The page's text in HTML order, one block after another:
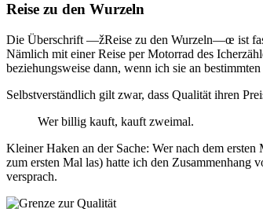
Reise zu den Wurzeln
Die Überschrift —žReise zu den Wurzeln—œ ist
Nämlich mit einer Reise per Motorrad des
beziehungsweise dann, wenn ich sie an
Selbstverständlich gilt zwar, dass Qualität ihren
Wer billig kauft, kauft zweimal.
Kleiner Haken an der Sache: Wer nach dem
zum ersten Mal las) hatte ich den
versprach.